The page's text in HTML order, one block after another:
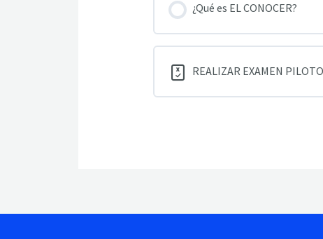
¿Qué es EL CONOCER?
REALIZAR EXAMEN